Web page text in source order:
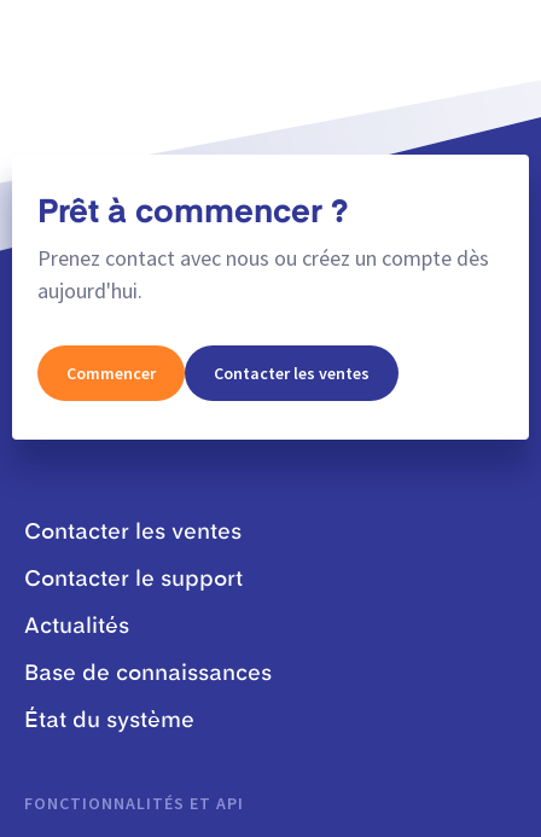
Prêt à commencer ?
Prenez contact avec nous ou créez un compte dès
aujourd'hui.
Commencer Contacter les ventes
Contacter les ventes
Contacter le support
Actualités
Base de connaissances
État du système
FONCTIONNALITÉS ET API